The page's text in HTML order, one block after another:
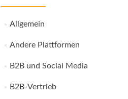
Allgemein
Andere Plattformen
B2B und Social Media
B2B-Vertrieb